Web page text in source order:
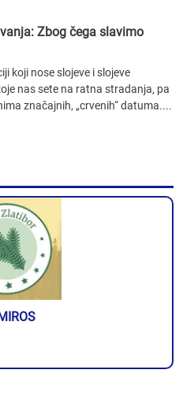
Zbog čega slavimo
koji nose slojeve i slojeve
nas sete na ratna stradanja, pa
značajnih, „crvenih“ datuma....